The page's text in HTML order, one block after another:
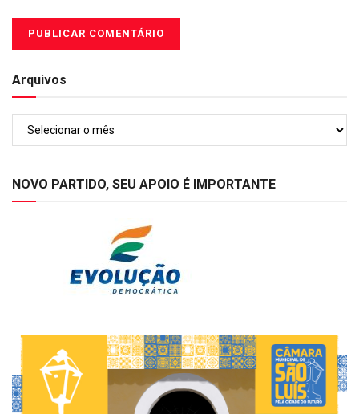
Arquivos
NOVO PARTIDO, SEU APOIO É IMPORTANTE